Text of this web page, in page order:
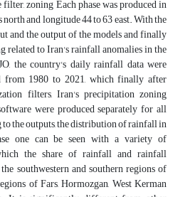
zoning Each phase was produced in
and longitude 44 to 63 east. With the
and the output of the models and finally
related to Iran's rainfall anomalies in the
the country's daily rainfall data were
from 1980 to 2021, which finally after
filters, Iran's precipitation zoning
were produced separately for all
the outputs, the distribution of rainfall in
one can be seen with a variety of
the share of rainfall and rainfall
southwestern and southern regions of
of Fars, Hormozgan, West Kerman